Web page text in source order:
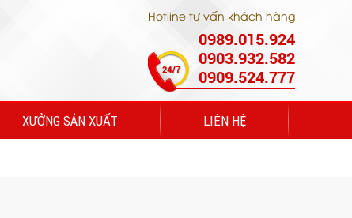
Hotline tư vấn khách hàng
0989.015.924
0903.932.582
0909.524.777
XƯỞNG SẢN XUẤT LIÊN HỆ